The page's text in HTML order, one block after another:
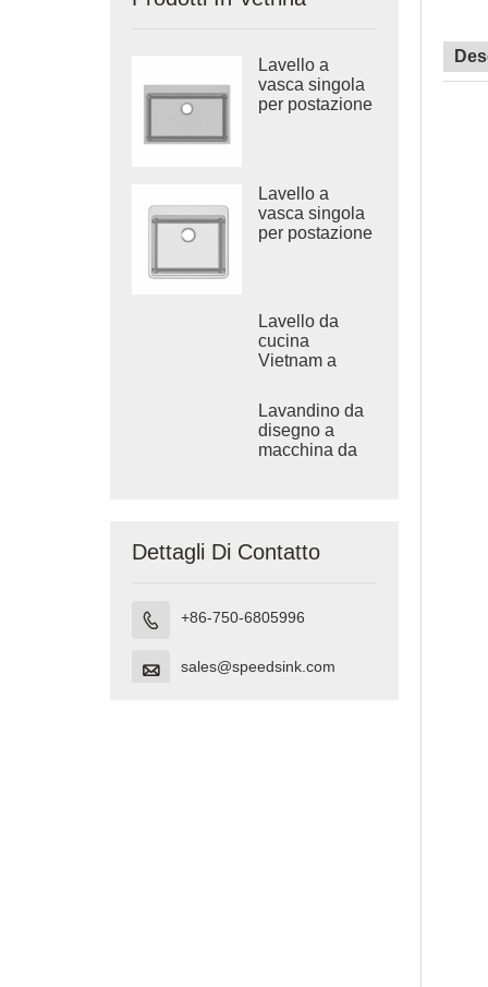
Lavello a
vasca singola
per postazione
inossidabile
Lavello a
vasca singola
per postazione
inossidabile
304
Lavello da
cucina
Vietnam a
rotonda in
acciaio inox
Lavandino da
disegno a
macchina da
Dettagli Di Contatto
 +86-750-6805996
 sales@speedsink.com